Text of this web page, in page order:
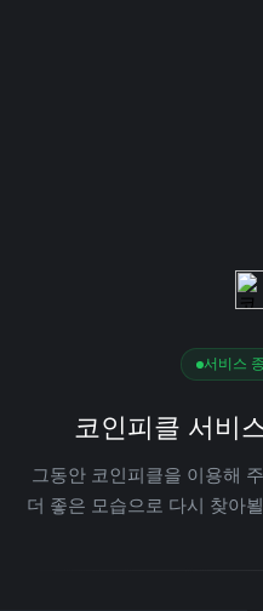
서비스
코인피클 서비
그동안 코인피클을 이용해
더 좋은 모습으로 다시 찾아